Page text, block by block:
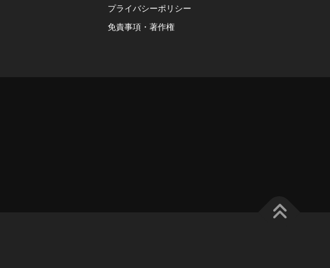
プライバシーポリシー
免責事項・著作権